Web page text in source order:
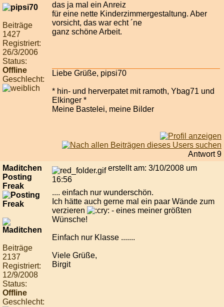
Beiträge
1427
Registriert:
26/3/2006
Status:
Offline
Geschlecht:
das ja mal ein Anreiz
für eine nette Kinderzimmergestaltung. Aber
vorsicht, das war echt ´ne
ganz schöne Arbeit.
Liebe Grüße, pipsi70
* hin- und herverpatet mit ramoth, Ybag71 und
Elkinger *
Meine Bastelei, meine Bilder
Antwort 9
Maditchen
Posting
Freak
Beiträge
2137
Registriert:
12/9/2008
Status:
Offline
Geschlecht:
erstellt am: 3/10/2008 um
16:56
.... einfach nur wunderschön.
Ich hätte auch gerne mal ein paar Wände zum
verzieren
- eines meiner größten
Wünsche!
Einfach nur Klasse .......
Viele Grüße,
Birgit